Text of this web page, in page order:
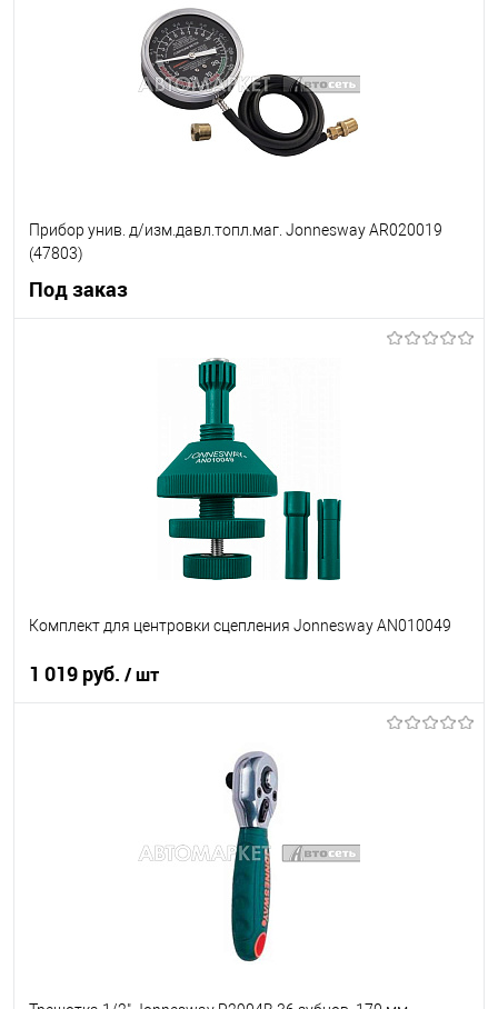
Прибор унив. д/изм.давл.топл.маг. Jonnesway AR020019
(47803)
Под заказ
Под заказ
Комплект для центровки сцепления Jonnesway AN010049
1 019 руб. / шт